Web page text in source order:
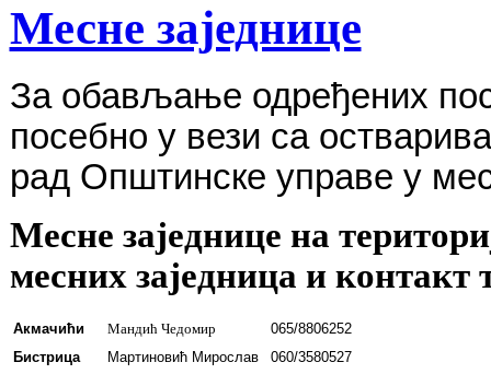
Месне заједнице
За обављање одређених
посебно у вези са
рад Општинске управе у
Месне заједнице на
месних заједница и контакт
Акмачићи Мандић Чедомир
065/8806252
Бистрица
Мартиновић Мирослав
060/3580527